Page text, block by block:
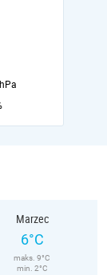
Marzec
6°C
maks. 9°C
min. 2°C